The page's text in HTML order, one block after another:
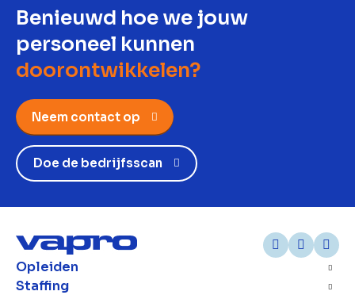
Benieuwd hoe we jouw
personeel kunnen
doorontwikkelen?
Neem contact op
Doe de bedrijfsscan
Opleiden
Staffing